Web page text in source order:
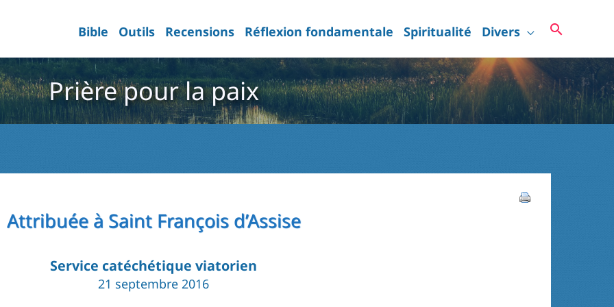
Bible Outils Recensions Réflexion fondamentale Spiritualité Divers
Prière pour la paix
Attribuée à Saint François d’Assise
Service catéchétique viatorien
21 septembre 2016